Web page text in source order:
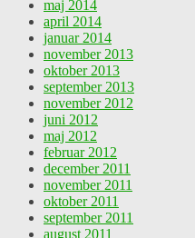
maj 2014
april 2014
januar 2014
november 2013
oktober 2013
september 2013
november 2012
juni 2012
maj 2012
februar 2012
december 2011
november 2011
oktober 2011
september 2011
august 2011